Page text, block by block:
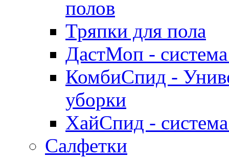
полов
Тряпки для пола
ДастМоп -
КомбиСпид -
уборки
ХайСпид -
Салфетки